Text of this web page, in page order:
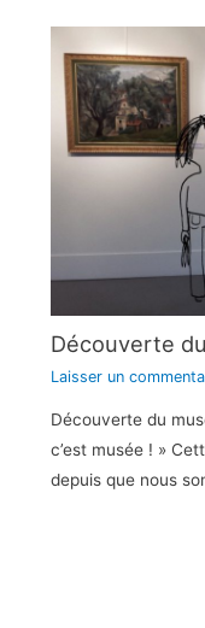
Découverte
Laisser un
Découverte du
c’est musée ! »
depuis que nous